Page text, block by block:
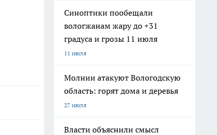
Синоптики пообещали
вологжанам жару до +31
градуса и грозы 11 июля
11 июля
Молнии атакуют Вологодскую
область: горят дома и деревья
27 июля
Власти объяснили смысл